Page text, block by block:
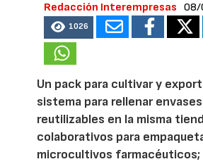
Redacción Interempresas 08/
1026
Un pack para cultivar y
sistema para rellenar
reutilizables en la misma
colaborativos para
microcultivos